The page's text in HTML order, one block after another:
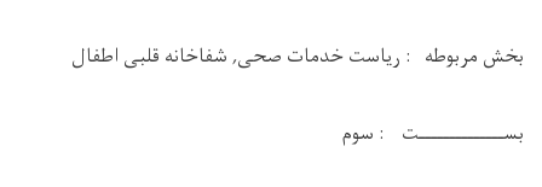
بخش مربوطه : ریاست خدمات صحی, شفاخانه قلبی اطفال
بســــــــــــــت : سوم